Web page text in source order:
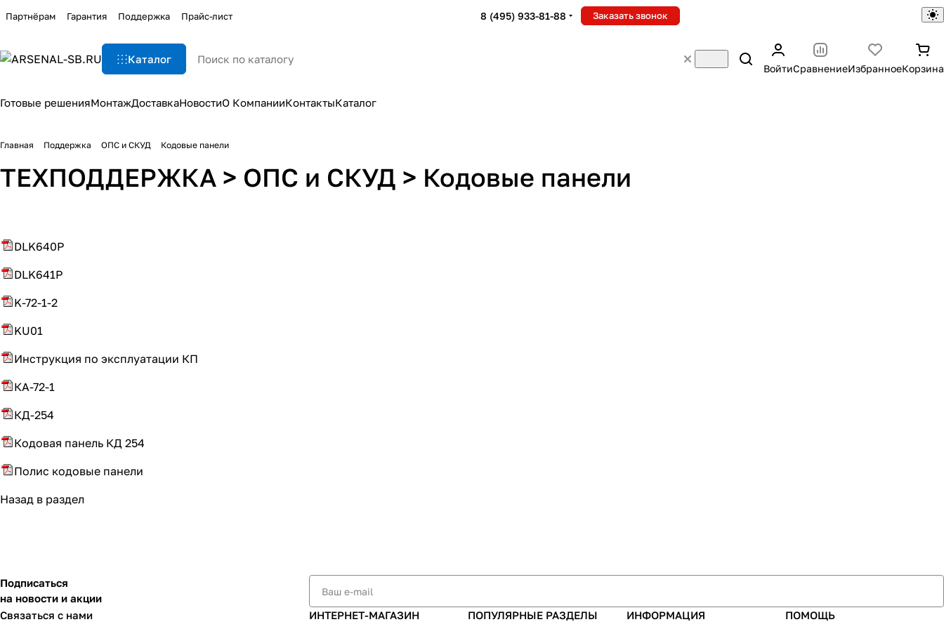
Партнёрам Гарантия Поддержка Прайс-лист 8 (495) 933-81-88 Заказать звонок
Каталог
ВойтиСравнениеИзбранноеКорзина
Готовые решенияМонтажДоставкаНовостиО КомпанииКонтактыКаталог
Главная Поддержка ОПС и СКУД Кодовые панели
ТЕХПОДДЕРЖКА > ОПС и СКУД > Кодовые панели
DLK640P
DLK641P
K-72-1-2
KU01
Инструкция по эксплуатации КП
КА-72-1
КД-254
Кодовая панель КД 254
Полис кодовые панели
Назад в раздел
Подписаться
на новости и акции
Связаться с нами
ИНТЕРНЕТ-МАГАЗИН ПОПУЛЯРНЫЕ РАЗДЕЛЫ ИНФОРМАЦИЯ ПОМОЩЬ